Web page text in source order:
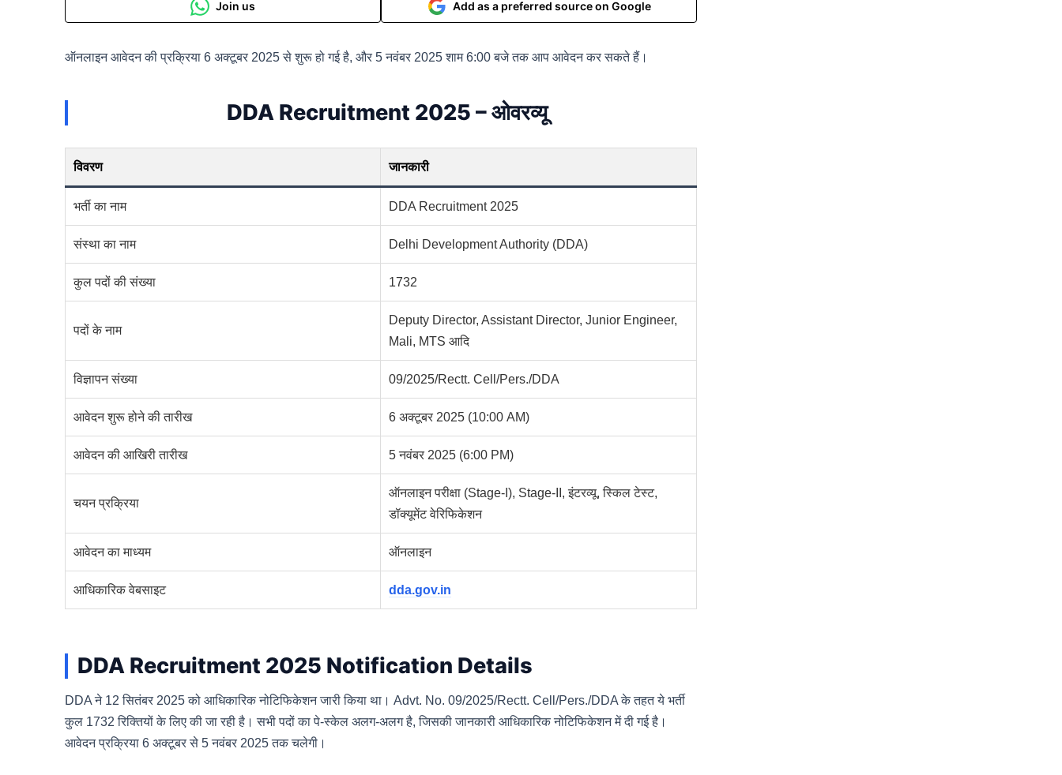
Join us Add as a preferred source on Google
ऑनलाइन आवेदन की प्रक्रिया 6 अक्टूबर 2025 से शुरू हो गई है, और 5 नवंबर 2025 शाम 6:00 बजे तक आप आवेदन कर सकते हैं।
DDA Recruitment 2025 – ओवरव्यू
विवरण जानकारी
भर्ती का नाम DDA Recruitment 2025
संस्था का नाम Delhi Development Authority (DDA)
कुल पदों की संख्या 1732
पदों के नाम
Deputy Director, Assistant Director, Junior Engineer,
Mali, MTS आदि
विज्ञापन संख्या 09/2025/Rectt. Cell/Pers./DDA
आवेदन शुरू होने की तारीख 6 अक्टूबर 2025 (10:00 AM)
आवेदन की आखिरी तारीख 5 नवंबर 2025 (6:00 PM)
चयन प्रक्रिया
ऑनलाइन परीक्षा (Stage-I), Stage-II, इंटरव्यू, स्किल टेस्ट,
डॉक्यूमेंट वेरिफिकेशन
आवेदन का माध्यम ऑनलाइन
आधिकारिक वेबसाइट dda.gov.in
DDA Recruitment 2025 Notification Details
DDA ने 12 सितंबर 2025 को आधिकारिक नोटिफिकेशन जारी किया था। Advt. No. 09/2025/Rectt. Cell/Pers./DDA के तहत ये भर्ती
कुल 1732 रिक्तियों के लिए की जा रही है। सभी पदों का पे-स्केल अलग-अलग है, जिसकी जानकारी आधिकारिक नोटिफिकेशन में दी गई है।
आवेदन प्रक्रिया 6 अक्टूबर से 5 नवंबर 2025 तक चलेगी।